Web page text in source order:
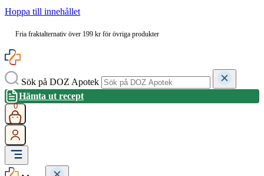
Hoppa till innehållet
Fria fraktalternativ över 199 kr för övriga produkter
Sök på DOZ Apotek
Hämta ut recept
0